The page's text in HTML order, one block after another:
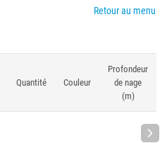
Retour au menu
Quantité Couleur
Profondeur
de nage
(m)